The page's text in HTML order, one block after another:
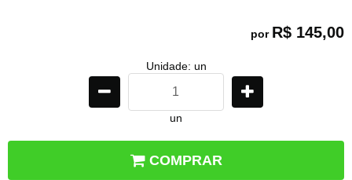
por R$ 145,00
Unidade: un
un
COMPRAR